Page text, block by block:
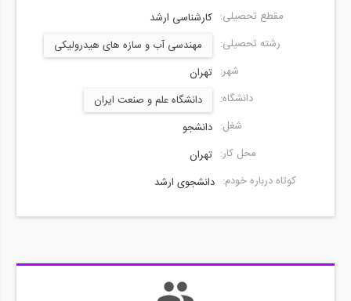
مقطع تحصیلی: کارشناسی ارشد
رشته تحصیلی:
مهندسی آب و سازه های هیدرولیکی
شهر: تهران
دانشگاه:
دانشگاه علم و صنعت ایران
شغل: دانشجو
محل کار: تهران
کوتاه درباره خودم: دانشجوی ارشد